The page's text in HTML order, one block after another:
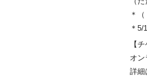
＊
＊
【
オン
詳細